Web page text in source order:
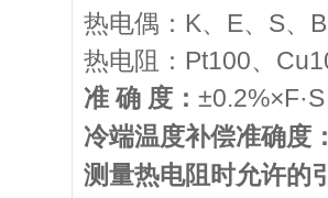
热电偶：K、E、S、
热电阻：Pt100、
准 确 度： ±0.2%×F·S
冷端温度补偿准确度
测量热电阻时允许的